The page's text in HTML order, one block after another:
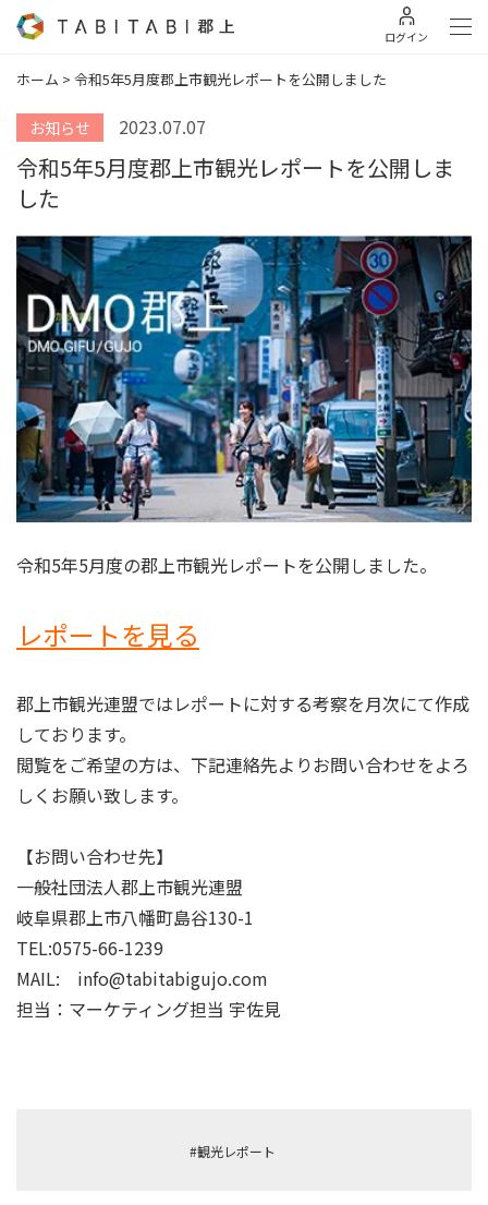
ログイン
ホーム > 令和5年5月度郡上市観光レポートを公開しました
お知らせ 2023.07.07
令和5年5月度郡上市観光レポートを公開しま
した
令和5年5月度の郡上市観光レポートを公開しました。
レポートを見る
郡上市観光連盟ではレポートに対する考察を月次にて作成
しております。
閲覧をご希望の方は、下記連絡先よりお問い合わせをよろ
しくお願い致します。
【お問い合わせ先】
一般社団法人郡上市観光連盟
岐阜県郡上市八幡町島谷130-1
TEL:0575-66-1239
MAIL: info@tabitabigujo.com
担当：マーケティング担当 宇佐見
#観光レポート